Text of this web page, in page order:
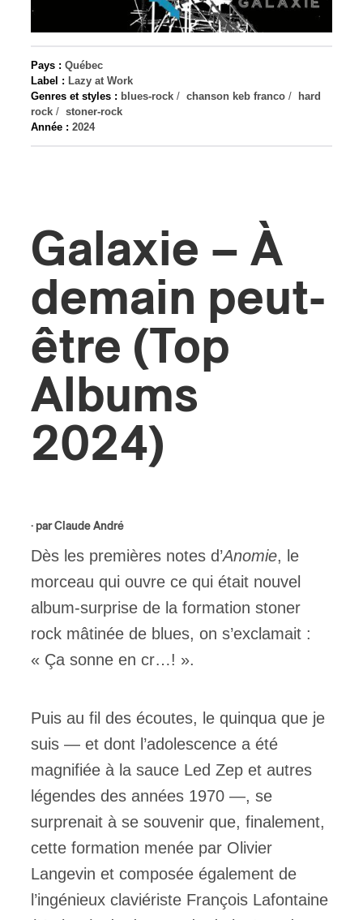
Pays : Québec
Label : Lazy at Work
Genres et styles : blues-rock / chanson keb franco /
hard
rock / stoner-rock
Année : 2024
Galaxie – À
demain peut-
être (Top
Albums
2024)
· parClaude André
Dès les premières notes d’Anomie, le
morceau qui ouvre ce qui était nouvel
album-surprise de la formation stoner
rock mâtinée de blues, on s’exclamait :
« Ça sonne en cr…! ».
Puis au fil des écoutes, le quinqua que je
suis — et dont l’adolescence a été
magnifiée à la sauce Led Zep et autres
légendes des années 1970 —, se
surprenait à se souvenir que, finalement,
cette formation menée par Olivier
Langevin et composée également de
l’ingénieux claviériste François Lafontaine